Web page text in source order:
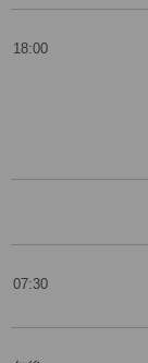
18:00
07:30